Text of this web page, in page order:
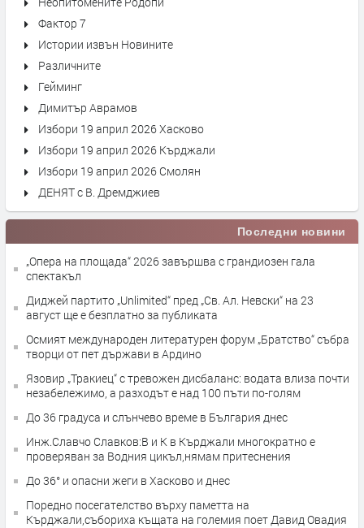
Фактор 7
Истории извън Новините
Различните
Гейминг
Димитър Аврамов
Избори 19 април 2026 Хасково
Избори 19 април 2026 Кърджали
Избори 19 април 2026 Смолян
ДЕНЯТ с В. Дремджиев
Последни новини
„Опера на площада“ 2026 завършва с грандиозен гала
спектакъл
Диджей партито „Unlimited“ пред „Св. Ал. Невски“ на 23
август ще е безплатно за публиката
Осмият международен литературен форум „Братство“ събра
творци от пет държави в Ардино
Язовир „Тракиец“ с тревожен дисбаланс: водата влиза почти
незабележимо, а разходът е над 100 пъти по-голям
До 36 градуса и слънчево време в България днес
Инж.Славчо Славков:В и К в Кърджали многократно е
проверяван за Водния цикъл,нямам притеснения
До 36° и опасни жеги в Хасково и днес
Поредно посегателство върху паметта на
Кърджали,събориха къщата на големия поет Давид Овадия